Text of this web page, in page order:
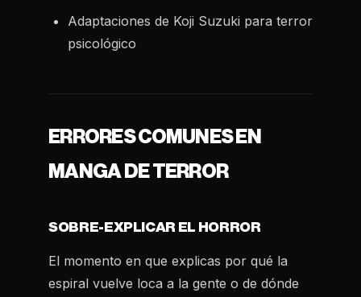
Adaptaciones de Koji Suzuki para terror
psicológico
ERRORES COMUNES EN
MANGA DE TERROR
SOBRE-EXPLICAR EL HORROR
El momento en que explicas por qué la
espiral vuelve loca a la gente o de dónde